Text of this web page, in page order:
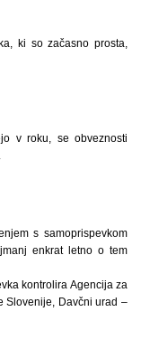
ki so začasno prosta,
v roku, se obveznosti
s samoprispevkom
enkrat letno o tem
kontrolira Agencija za
Slovenije, Davčni urad –